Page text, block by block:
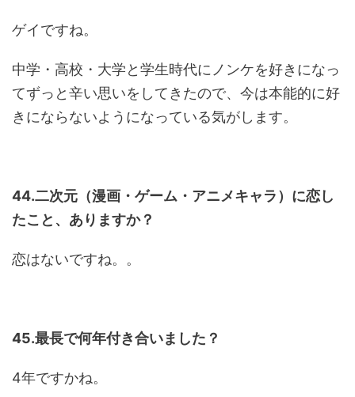
ゲイですね。
中学・高校・大学と学生時代にノンケを好きになっ
てずっと辛い思いをしてきたので、今は本能的に好
きにならないようになっている気がします。
44.二次元（漫画・ゲーム・アニメキャラ）に恋し
たこと、ありますか？
恋はないですね。。
45.最長で何年付き合いました？
4年ですかね。